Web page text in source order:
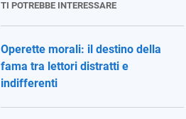
TI POTREBBE INTERESSARE
Operette morali: il destino della
fama tra lettori distratti e
indifferenti